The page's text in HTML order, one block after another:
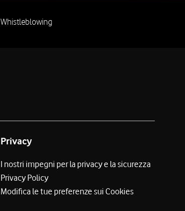
Whistleblowing
Privacy
I nostri impegni per la privacy e la sicurezza
Privacy Policy
Modifica le tue preferenze sui Cookies